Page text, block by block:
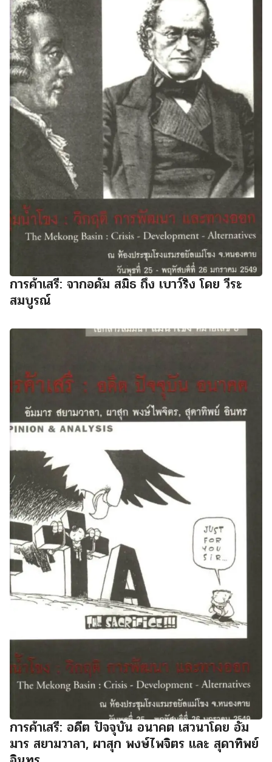
การค้าเสรี: จากอดัม สมิธ ถึง เบาว์ริง โดย วีระ
สมบูรณ์
การค้าเสรี: อดีต ปัจจุบัน อนาคต เสวนาโดย อัม
มาร สยามวาลา, ผาสุก พงษ์ไพจิตร และ สุดาทิพย์